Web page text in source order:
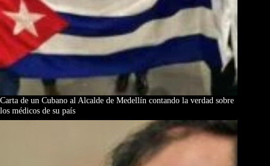
Carta de un Cubano al Alcalde de Medellín contando la verdad sobre
los médicos de su país